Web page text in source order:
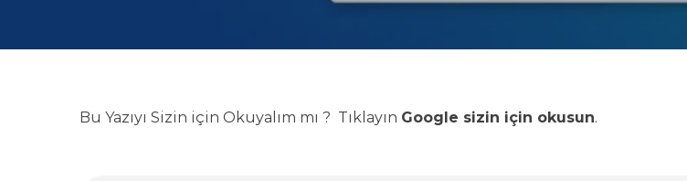
Bu Yazıyı Sizin için Okuyalım mı ? Tıklayın Google sizin için okusun.